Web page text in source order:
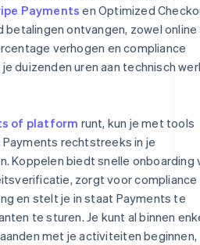
Payments en Optimized
betalingen ontvangen, zowel online
verhogen en compliance
duizenden uren aan technisch
of platform runt, kun je met tools
Payments rechtstreeks in je
Koppelen biedt snelle onboarding
zorgt voor
en stelt je in staat Payments te
te sturen. Je kunt al binnen
met je activiteiten beginnen,